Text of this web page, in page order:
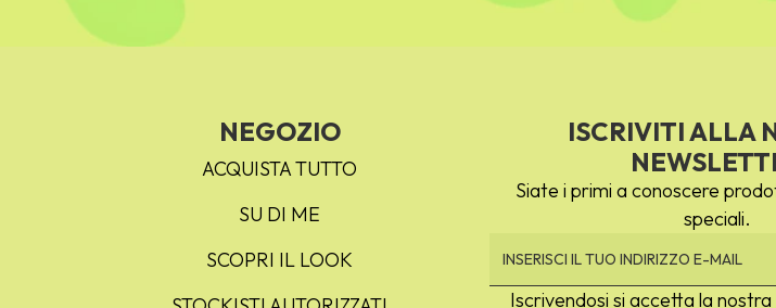
NEGOZIO
ACQUISTA TUTTO
SU DI ME
SCOPRI IL LOOK
ISCRIVITI ALLA
Siate i primi a conoscere
speciali.
Iscrivendosi si accetta la nostra